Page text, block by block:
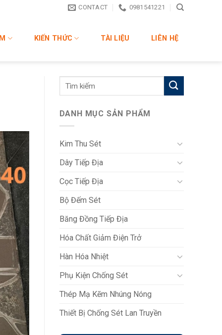
CONTACT 0981541221
KIẾN THỨC TÀI LIỆU LIÊN HỆ
DANH MỤC SẢN PHẨM
Kim Thu Sét
Dây Tiếp Địa
Cọc Tiếp Địa
Bộ Đếm Sét
Băng Đồng Tiếp Địa
Hóa Chất Giảm Điện Trở
Hàn Hóa Nhiệt
Phụ Kiện Chống Sét
Thép Mạ Kẽm Nhúng Nóng
Thiết Bị Chống Sét Lan Truyền